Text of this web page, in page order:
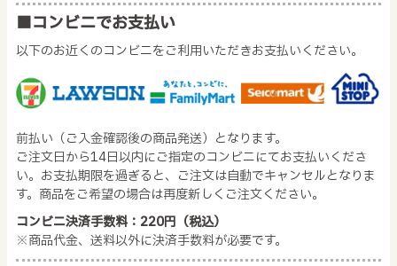
■コンビニでお支払い
以下のお近くのコンビニをご利用いただきお支払いください。
前払い（ご入金確認後の商品発送）となります。
ご注文日から14日以内にご指定のコンビニにてお支払いくださ
い。お支払期限を過ぎると、ご注文は自動でキャンセルとなりま
す。商品をご希望の場合は再度新しくご注文ください。
コンビニ決済手数料：220円（税込）
※商品代金、送料以外に決済手数料が必要です。